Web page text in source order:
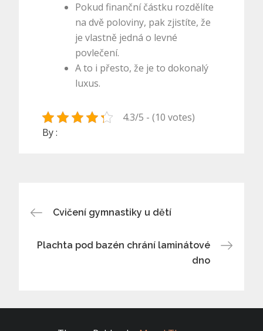
Pokud finanční částku rozdělíte
na dvě poloviny, pak zjistíte, že
je vlastně jedná o levné
povlečení.
A to i přesto, že je to dokonalý
luxus.
4.3/5 - (10 votes)
By :
Navigace
pro
Cvičení gymnastiky u dětí
Plachta pod bazén chrání laminátové
dno